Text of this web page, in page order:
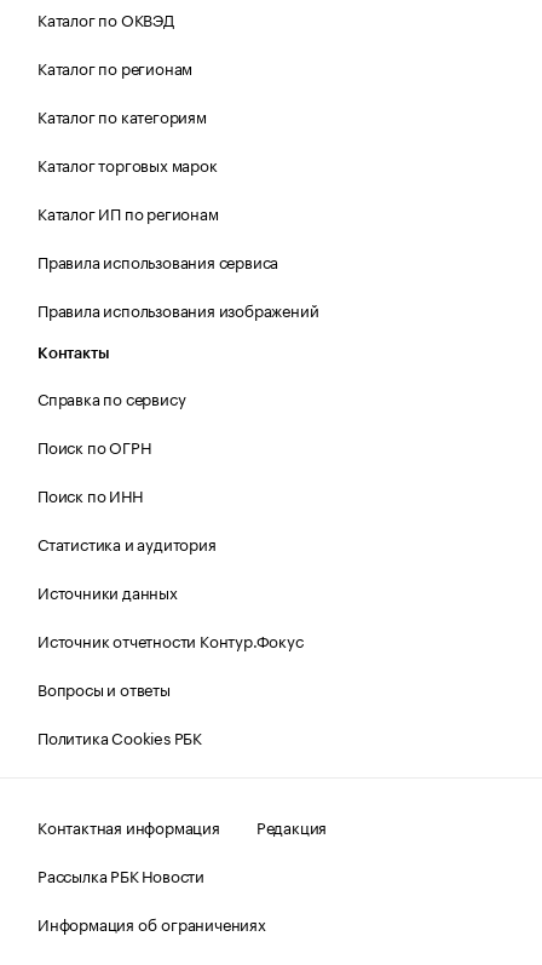
Каталог по ОКВЭД
Каталог по регионам
Каталог по категориям
Каталог торговых марок
Каталог ИП по регионам
Правила использования сервиса
Правила использования изображений
Контакты
Справка по сервису
Поиск по ОГРН
Поиск по ИНН
Статистика и аудитория
Источники данных
Источник отчетности Контур.Фокус
Вопросы и ответы
Политика Cookies РБК
Контактная информация
Редакция
Рассылка РБК Новости
Информация об ограничениях